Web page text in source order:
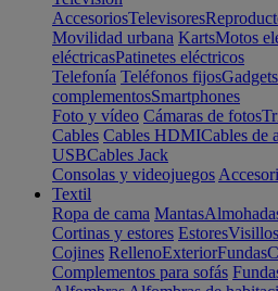
AccesoriosTelevisores
Movilidad urbana KartsMotos
eléctricasPatinetes eléctricos
Telefonía Teléfonos fijos
complementosSmartphones
Foto y vídeo Cámaras de fotos
Cables Cables HDMICables de
USBCables Jack
Consolas y videojuegos
Textil
Ropa de cama Mantas
Cortinas y estores EstoresVisillos
Cojines RellenoExteriorFundas
Complementos para sofás